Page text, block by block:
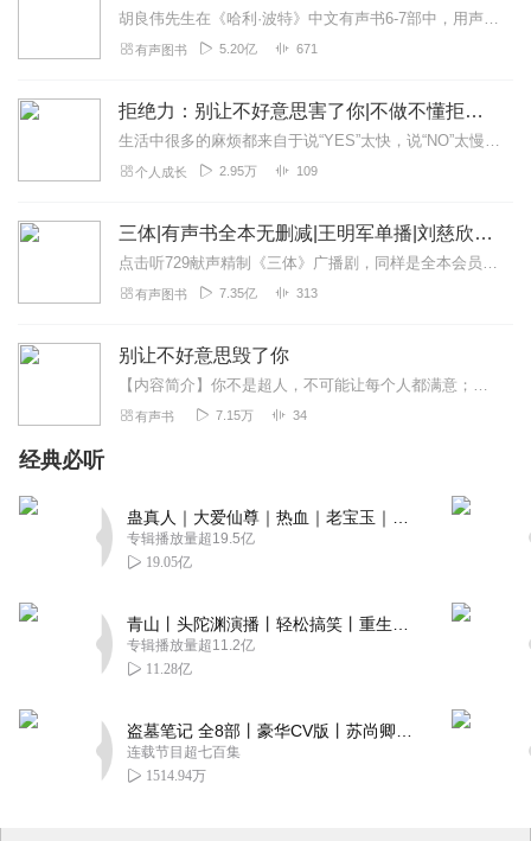
胡良伟先生在《哈利·波特》中文有声书6-7部中，用声音带领着大家继续魔法之旅。为保证作品的一致性，给大家带来完整的魔法体验，我们与版权方PottermoreP...
有声图书 5.20亿 671
拒绝力：别让不好意思害了你|不做不懂拒绝的老好人
生活中很多的麻烦都来自于说“YES”太快，说“NO”太慢！拒绝是一种能力，早掌握，少痛苦！！你说“不”，没有对不起谁学会说“不”，学会拒绝写给内心善良却...
个人成长 2.95万 109
三体|有声书全本无删减|王明军单播|刘慈欣原著
点击听729献声精制《三体》广播剧，同样是全本会员免费畅听，快来感受声音大戏的魅力！【购买须知】1、本作品部分集数为免费试听。2、版权归原作者所有，严禁翻录成任...
有声图书 7.35亿 313
别让不好意思毁了你
【内容简介】你不是超人，不可能让每个人都满意；你也不是钞票，不可能让每个人都喜欢；你没有金刚钻，却偏要揽瓷器活……千万别逞能了，千万别不好意思了！因为面子，因为...
有声书 7.15万 34
经典必听
专辑播放量超19.5亿
19.05亿
专辑播放量超11.2亿
11.28亿
连载节目超七百集
1514.94万